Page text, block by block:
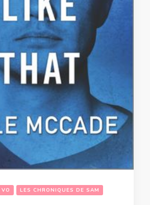
LES CHRONIQUES DE SAM